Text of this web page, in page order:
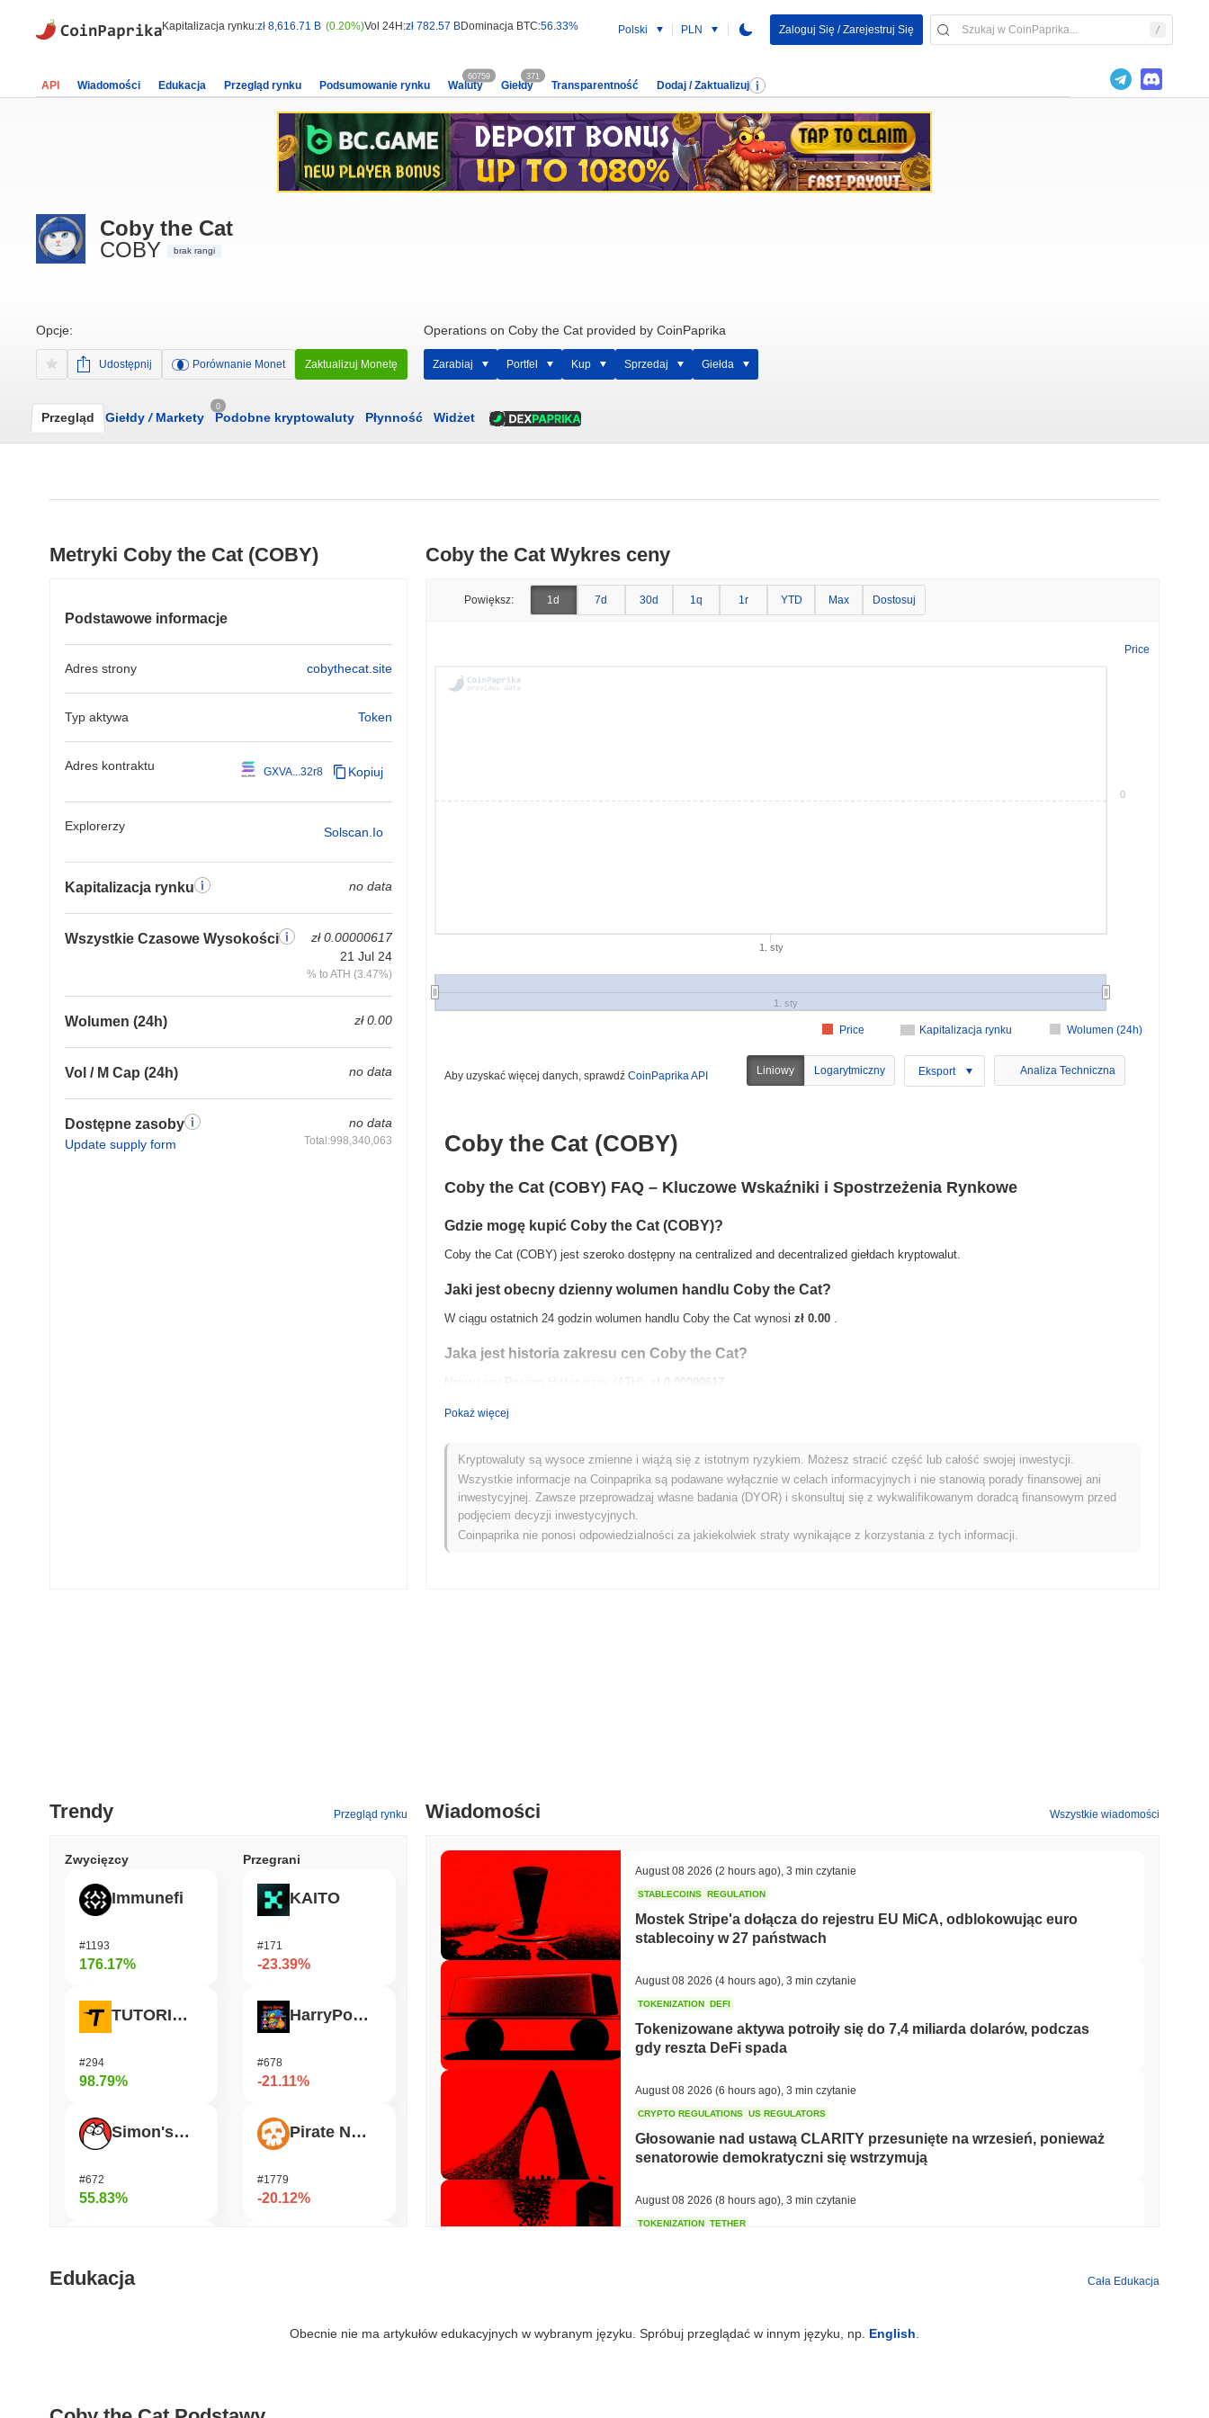
Kapitalizacja rynku:zł 8,616.71 B (0.20%)Vol 24H:zł 782.57 BDominacja BTC:56.33% Polski PLN Zaloguj Się / Zarejestruj Się
API Wiadomości Edukacja Przegląd rynku Podsumowanie rynku Waluty
60759
Giełdy
371
Transparentność Dodaj / Zaktualizuj
Coby the Cat
COBY
brak rangi
Opcje:
Udostępnij Porównanie Monet Zaktualizuj Monetę
Operations on Coby the Cat provided by CoinPaprika
Zarabiaj Portfel Kup Sprzedaj Giełda
Przegląd Giełdy /Markety
0
Podobne kryptowaluty Płynność Widżet
Metryki Coby the Cat (COBY)
Podstawowe informacje
Adres strony cobythecat.site
Typ aktywa Token
Adres kontraktu GXVA...32r8 Kopiuj
Explorerzy Solscan.io
Kapitalizacja rynku no data
Wszystkie Czasowe Wysokości
zł 0.00000617
21 Jul 24
% to ATH (3.47%)
Wolumen (24h) zł 0.00
Vol / M Cap (24h) no data
Dostępne zasoby
Update supply form
no data
Total:998,340,063
Coby the Cat Wykres ceny
Powiększ: 1d 7d 30d 1q 1r YTD Max Dostosuj
Price
Kapitalizacja rynku Wolumen (24h)
Price
1. sty
1. sty
0
Aby uzyskać więcej danych, sprawdź CoinPaprika API Liniowy Logarytmiczny Eksport Analiza Techniczna
Coby the Cat (COBY)
Coby the Cat (COBY) FAQ – Kluczowe Wskaźniki i Spostrzeżenia Rynkowe
Gdzie mogę kupić Coby the Cat (COBY)?
Coby the Cat (COBY) jest szeroko dostępny na centralized and decentralized giełdach kryptowalut.
Jaki jest obecny dzienny wolumen handlu Coby the Cat?
W ciągu ostatnich 24 godzin wolumen handlu Coby the Cat wynosi zł 0.00 .
Jaka jest historia zakresu cen Coby the Cat?
Najwyższy Poziom Historyczny (ATH):
zł 0.00000617
Jak Coby the Cat radzi sobie w porównaniu z szerszym rynkiem kryptowalut?
W ciągu ostatnich 7 dni Coby the Cat zyskał0.00%, osiągając gorsze wyniki niż ogólny rynek kryptowalut który odnotował wzrost o
0.20%. Wskazuje to na tymczasowe opóźnienie w akcji cenowej COBY w stosunku do szerszego impulsu rynkowego.
Pokaż więcej
Kryptowaluty są wysoce zmienne i wiążą się z istotnym ryzykiem. Możesz stracić część lub całość swojej inwestycji.
Wszystkie informacje na Coinpaprika są podawane wyłącznie w celach informacyjnych i nie stanowią porady finansowej ani
inwestycyjnej. Zawsze przeprowadzaj własne badania (DYOR) i skonsultuj się z wykwalifikowanym doradcą finansowym przed
podjęciem decyzji inwestycyjnych.
Coinpaprika nie ponosi odpowiedzialności za jakiekolwiek straty wynikające z korzystania z tych informacji.
Trendy Przegląd rynku
Zwycięzcy
Immunefi
#1193
176.17%
TUTORIAL
#294
98.79%
Simon's Cat
#672
55.83%
#1309
Przegrani
KAITO
#171
-23.39%
HarryPotterObamaSonic10Inu (ETH)
#678
-21.11%
Pirate Nation Token
#1779
-20.12%
#188
Wiadomości Wszystkie wiadomości
August 08 2026 (2 hours ago) 3 min czytanie
STABLECOINS REGULATION
Mostek Stripe'a dołącza do rejestru EU MiCA, odblokowując euro
stablecoiny w 27 państwach
August 08 2026 (4 hours ago) 3 min czytanie
TOKENIZATION DEFI
Tokenizowane aktywa potroiły się do 7,4 miliarda dolarów, podczas
gdy reszta DeFi spada
August 08 2026 (6 hours ago) 3 min czytanie
CRYPTO REGULATIONS US REGULATORS
Głosowanie nad ustawą CLARITY przesunięte na wrzesień, ponieważ
senatorowie demokratyczni się wstrzymują
August 08 2026 (8 hours ago) 3 min czytanie
TOKENIZATION TETHER
COINBASE TRADING
Edukacja Cała Edukacja
Obecnie nie ma artykułów edukacyjnych w wybranym języku. Spróbuj przeglądać w innym języku, np. English